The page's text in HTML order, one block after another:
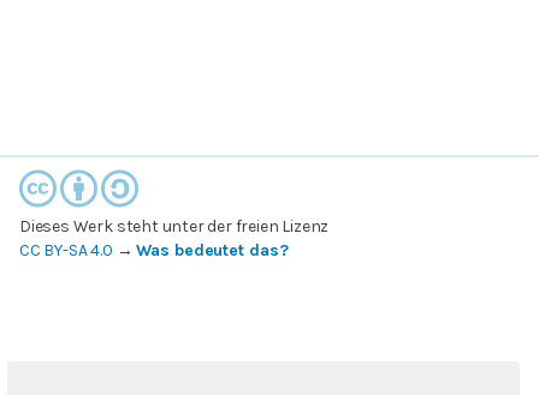
Dieses Werk steht unter der freien Lizenz
CC BY-SA 4.0 →Was bedeutet das?